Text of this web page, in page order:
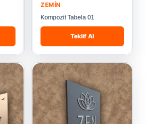
ZEMIN
Kompozit Tabela 01
Teklif Al